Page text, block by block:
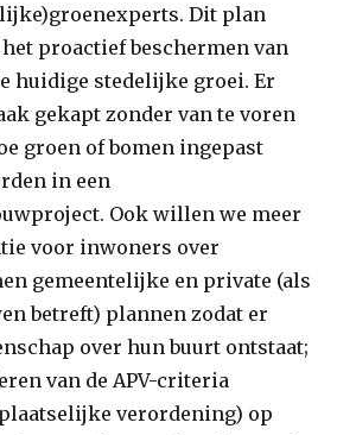
Dit plan
proactief beschermen van
huidige stedelijke groei. Er
gekapt zonder van te voren
groen of bomen ingepast
in een
Ook willen we meer
voor inwoners over
gemeentelijke en private (als
betreft) plannen zodat er
over hun buurt ontstaat;
van de APV-criteria
verordening) op